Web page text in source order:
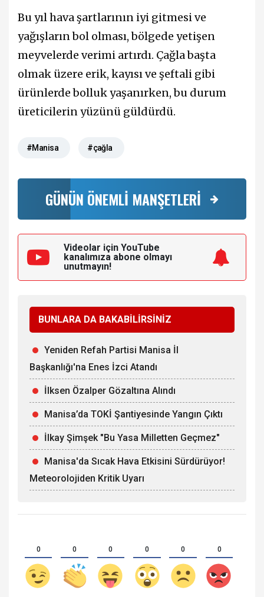
Bu yıl hava şartlarının iyi gitmesi ve
yağışların bol olması, bölgede yetişen
meyvelerde verimi artırdı. Çağla başta
olmak üzere erik, kayısı ve şeftali gibi
ürünlerde bolluk yaşanırken, bu durum
üreticilerin yüzünü güldürdü.
#Manisa #çağla
GÜNÜN ÖNEMLİ MANŞETLERİ
Videolar için YouTube
kanalımıza abone olmayı
unutmayın!
BUNLARA DA BAKABİLİRSİNİZ
Yeniden Refah Partisi Manisa İl
Başkanlığı'na Enes İzci Atandı
İlksen Özalper Gözaltına Alındı
Manisa’da TOKİ Şantiyesinde Yangın Çıktı
İlkay Şimşek "Bu Yasa Milletten Geçmez"
Manisa'da Sıcak Hava Etkisini Sürdürüyor!
Meteorolojiden Kritik Uyarı
0 0 0 0 0 0